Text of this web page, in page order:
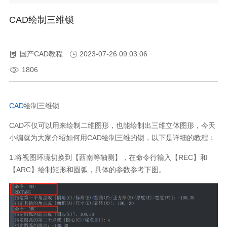
CAD绘制三维锁
国产CAD教程
2023-07-26 09:03:06
1806
CAD绘制三维锁
CAD不仅可以用来绘制二维图形，也能绘制出三维立体图形，今天
小编就为大家介绍如何用CAD绘制三维的锁，以下是详细的教程：
1.将视图环境切换到【西南等轴测】，在命令行输入【REC】和
【ARC】绘制矩形和圆弧，具体的参数参考下图。